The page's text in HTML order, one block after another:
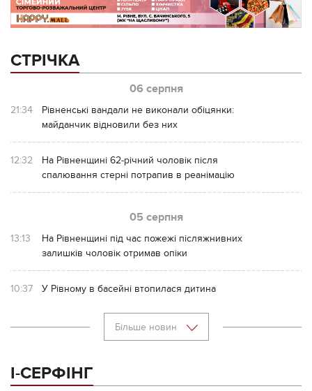
СТРІЧКА
06 серпня
21:34
Рівненські вандали не виконали обіцянки:
майданчик відновили без них
12:32
На Рівненщині 62-річний чоловік після
спалювання стерні потрапив в реанімацію
05 серпня
13:13
На Рівненщині під час пожежі післяжнивних
залишків чоловік отримав опіки
10:37 У Рівному в басейні втопилася дитина
Більше новин
І-СЕРФІНГ